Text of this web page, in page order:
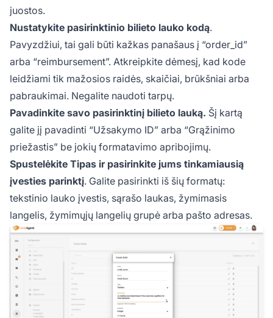
juostos.
Nustatykite pasirinktinio bilieto lauko kodą.
Pavyzdžiui, tai gali būti kažkas panašaus į “order_id”
arba “reimbursement”. Atkreipkite dėmesį, kad kode
leidžiami tik mažosios raidės, skaičiai, brūkšniai arba
pabraukimai. Negalite naudoti tarpų.
Pavadinkite savo pasirinktinį bilieto lauką. Šį kartą
galite jį pavadinti “Užsakymo ID” arba “Grąžinimo
priežastis” be jokių formatavimo apribojimų.
Spustelėkite Tipas ir pasirinkite jums tinkamiausią
įvesties parinktį. Galite pasirinkti iš šių formatų:
tekstinio lauko įvestis, sąrašo laukas, žymimasis
langelis, žymimųjų langelių grupė arba pašto adresas.